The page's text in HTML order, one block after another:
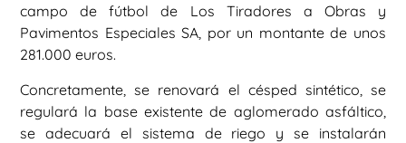
campo de fútbol de Los Tiradores a Obras y
Pavimentos Especiales SA, por un montante de unos
281.000 euros.
Concretamente, se renovará el césped sintético, se
regulará la base existente de aglomerado asfáltico,
se adecuará el sistema de riego y se instalarán